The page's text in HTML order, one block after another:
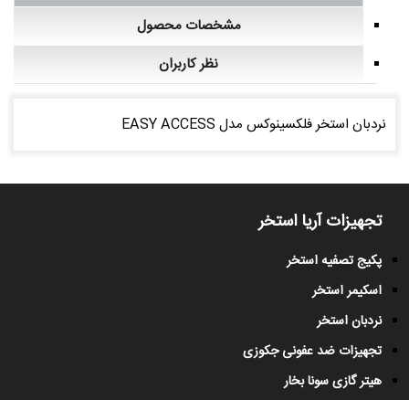
مشخصات محصول
نظر کاربران
نردبان استخر فلکسینوکس مدل EASY ACCESS
تجهیزات آریا استخر
پکیج تصفیه استخر
اسکیمر استخر
نردبان استخر
تجهیزات ضد عفونی جکوزی
هیتر گازی سونا بخار